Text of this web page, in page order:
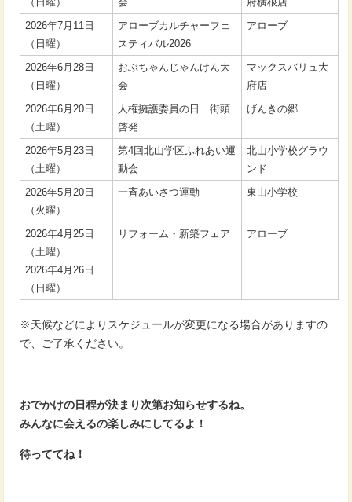
2026年7月11日
（日曜）
アローブカルチャーフェ
スティバル2026
アローブ
2026年6月28日
（日曜）
おぶちゃんじゃんけん大
会
マックスバリュ大
府店
2026年6月20日
（土曜）
人権擁護委員の日 街頭
啓発
げんきの郷
2026年5月23日
（土曜）
第4回北山学区ふれあい運
動会
北山小学校グラウ
ンド
2026年5月20日
（火曜）
一斉あいさつ運動 東山小学校
2026年4月25日
（土曜）
2026年4月26日
（日曜）
リフォーム・新築フェア アローブ
※天候などによりスケジュールが変更になる場合がありますの
で、ご了承ください。
おでかけの日程が決まり次第お知らせするね。
みんなに会えるの楽しみにしてるよ！
待っててね！